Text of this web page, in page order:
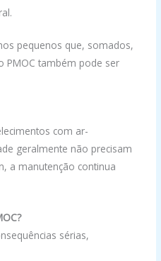
pequenos que, somados,
PMOC também pode ser
com ar-
geralmente não precisam
a manutenção continua
sérias,